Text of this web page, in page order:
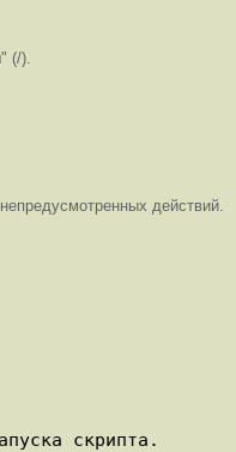
(/).
действий.
скрипта.